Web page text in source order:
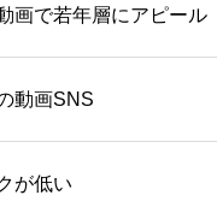
画で若年層にアピール
動画SNS
が低い